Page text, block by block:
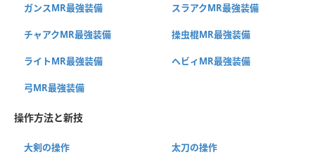
ガンスMR最強装備 スラアクMR最強装備
チャアクMR最強装備 操虫棍MR最強装備
ライトMR最強装備 ヘビィMR最強装備
弓MR最強装備
操作方法と新技
大剣の操作 太刀の操作